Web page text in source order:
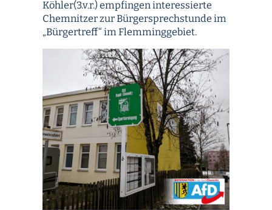
Köhler(3.v.r.) empfingen interessierte
Chemnitzer zur Bürgersprechstunde im
„Bürgertreff“ im Flemminggebiet.